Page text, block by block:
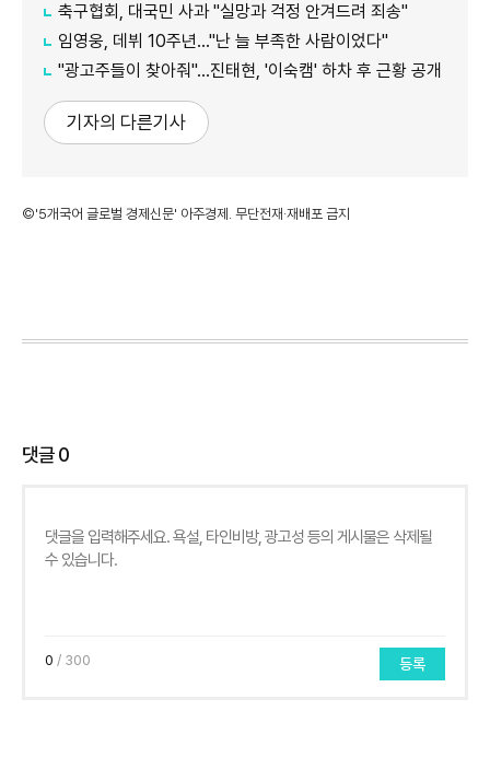
축구협회, 대국민 사과 "실망과 걱정 안겨드려 죄송"
임영웅, 데뷔 10주년…"난 늘 부족한 사람이었다"
"광고주들이 찾아줘"…진태현, '이숙캠' 하차 후 근황 공개
기자의 다른기사
©'5개국어 글로벌 경제신문' 아주경제. 무단전재·재배포 금지
댓글0
0 / 300 등록